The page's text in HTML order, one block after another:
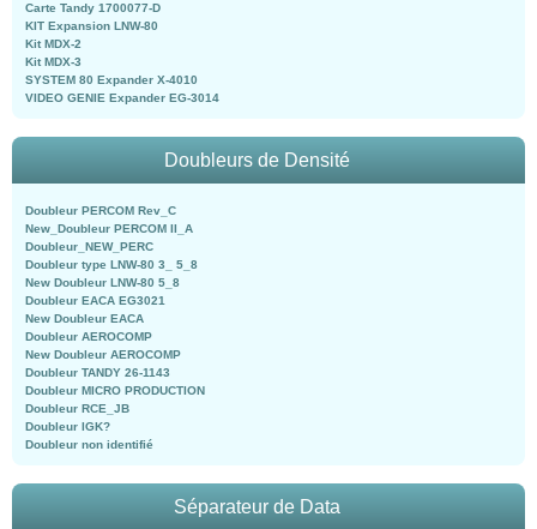
Carte Tandy 1700077-D
KIT Expansion LNW-80
Kit MDX-2
Kit MDX-3
SYSTEM 80 Expander X-4010
VIDEO GENIE Expander EG-3014
Doubleurs de Densité
Doubleur PERCOM Rev_C
New_Doubleur PERCOM II_A
Doubleur_NEW_PERC
Doubleur type LNW-80 3_ 5_8
New Doubleur LNW-80 5_8
Doubleur EACA EG3021
New Doubleur EACA
Doubleur AEROCOMP
New Doubleur AEROCOMP
Doubleur TANDY 26-1143
Doubleur MICRO PRODUCTION
Doubleur RCE_JB
Doubleur IGK?
Doubleur non identifié
Séparateur de Data